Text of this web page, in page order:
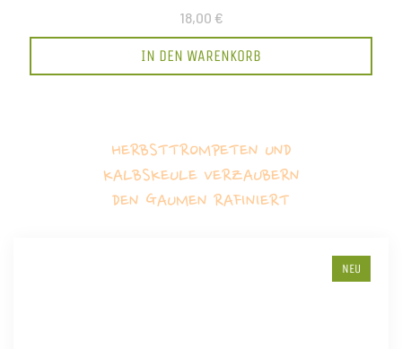
18,00 €
IN DEN WARENKORB
HERBSTTROMPETEN UND
KALBSKEULE VERZAUBERN
DEN GAUMEN RAFINIERT
NEU